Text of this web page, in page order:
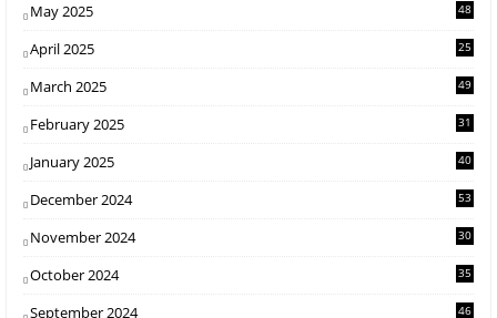
May 2025 48
April 2025 25
March 2025 49
February 2025 31
January 2025 40
December 2024 53
November 2024 30
October 2024 35
September 2024 46